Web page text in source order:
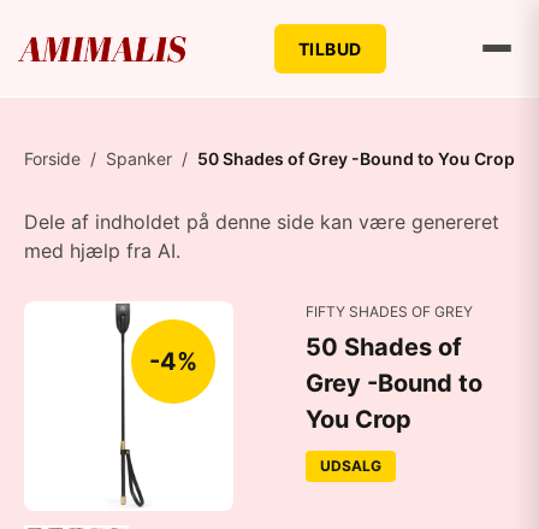
TILBUD
Forside / Spanker / 50 Shades of Grey -Bound to You Crop
Dele af indholdet på denne side kan være genereret
med hjælp fra AI.
-4%
FIFTY SHADES OF GREY
50 Shades of
Grey -Bound to
You Crop
UDSALG